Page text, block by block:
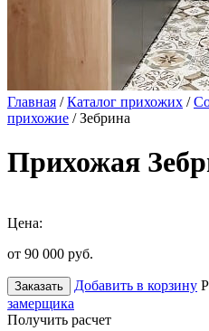
Главная /Каталог прихожих /
прихожие / Зебрина
Прихожая
Цена:
от 90 000 руб.
Заказать Добавить в корзину
замерщика
Получить расчет